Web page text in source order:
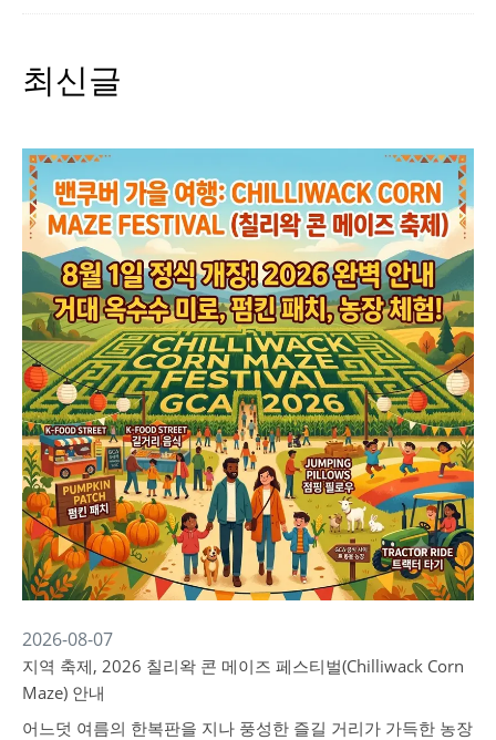
최신글
2026-08-07
지역 축제, 2026 칠리왁 콘 메이즈 페스티벌(Chilliwack Corn
Maze) 안내
어느덧 여름의 한복판을 지나 풍성한 즐길 거리가 가득한 농장